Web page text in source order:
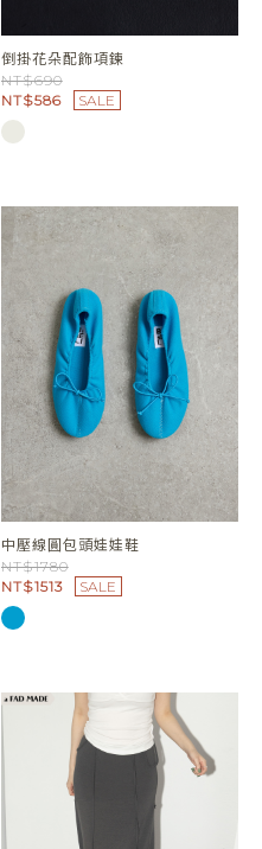
倒掛花朵配飾項鍊
NT$690
NT$586
SALE
中壓線圓包頭娃娃鞋
NT$1780
NT$1513
SALE